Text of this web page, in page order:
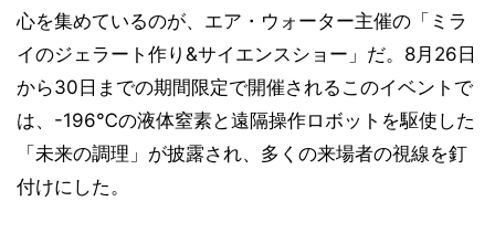
心を集めているのが、エア・ウォーター主催の「ミラ
イのジェラート作り&サイエンスショー」だ。8月26日
から30日までの期間限定で開催されるこのイベントで
は、-196℃の液体窒素と遠隔操作ロボットを駆使した
「未来の調理」が披露され、多くの来場者の視線を釘
付けにした。